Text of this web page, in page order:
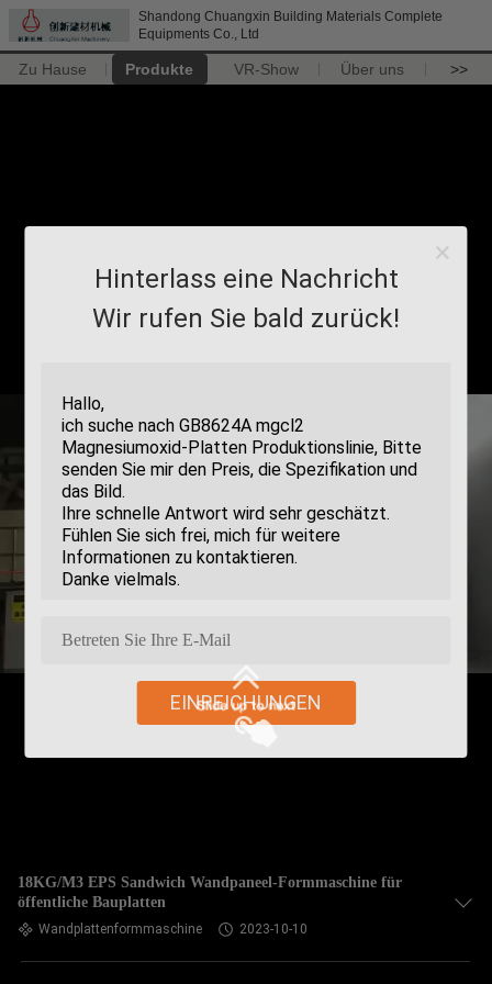
Shandong Chuangxin Building Materials Complete
Equipments Co., Ltd
Zu Hause Produkte VR-Show Über uns >>
Hinterlass eine Nachricht
Wir rufen Sie bald zurück!
EINREICHUNGEN
18KG/M3 EPS Sandwich Wandpaneel-Formmaschine für
öffentliche Bauplatten
Wandplattenformmaschine 2023-10-10